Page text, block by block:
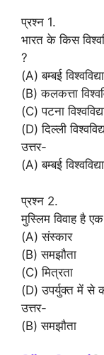
प्रश्न 1.
भारत के किस
?
(A) बम्बई
(B) कलकत्ता
(C) पटना
(D) दिल्ली
उत्तर-
(A) बम्बई
प्रश्न 2.
मुस्लिम विवाह है एक
(A) संस्कार
(B) समझौता
(C) मित्रता
(D) उपर्युक्त में से
उत्तर-
(B) समझौता